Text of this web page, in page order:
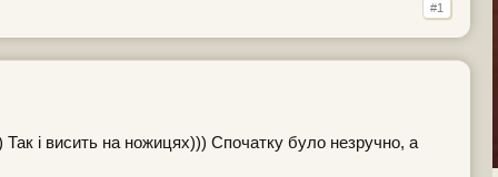
#1
і висить на ножицях))) Спочатку було незручно, а